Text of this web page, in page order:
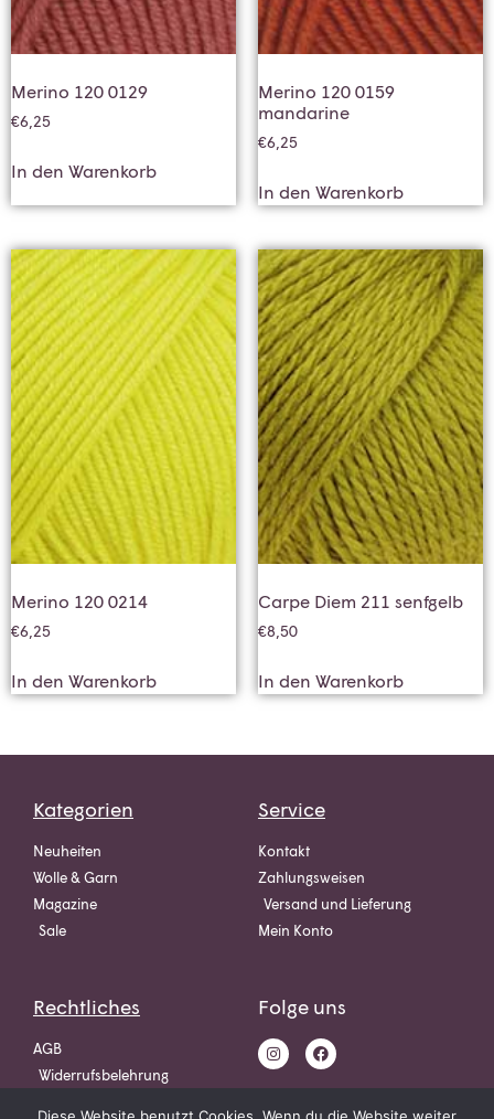
Merino 120 0129
€6,25
In den Warenkorb
Merino 120 0159
mandarine
€6,25
In den Warenkorb
Merino 120 0214
€6,25
In den Warenkorb
Carpe Diem 211 senfgelb
€8,50
In den Warenkorb
Kategorien
Neuheiten
Wolle & Garn
Magazine
Sale
Service
Kontakt
Zahlungsweisen
Versand und Lieferung
Mein Konto
Rechtliches
AGB
Widerrufsbelehrung
Folge uns